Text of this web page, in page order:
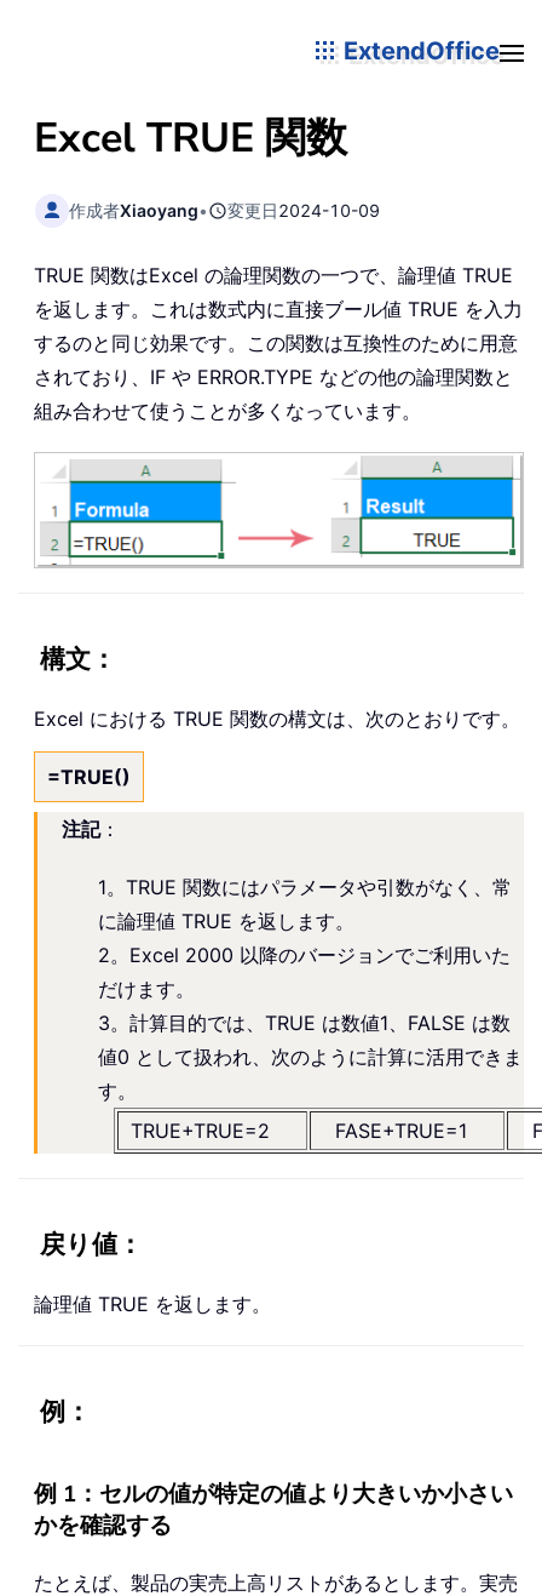
ExtendOffice
ExcelTRUE 関数
作成者Xiaoyang• 変更日2024-10-09
TRUE 関数はExcel の論理関数の一つで、論理値 TRUE
を返します。これは数式内に直接ブール値 TRUE を入力
するのと同じ効果です。この関数は互換性のために用意
されており、IF や ERROR.TYPE などの他の論理関数と
組み合わせて使うことが多くなっています。
構文：
Excel における TRUE 関数の構文は、次のとおりです。
=TRUE()
注記：
1。TRUE 関数にはパラメータや引数がなく、常
に論理値 TRUE を返します。
2。Excel 2000 以降のバージョンでご利用いた
だけます。
3。計算目的では、TRUE は数値1、FALSE は数
値0 として扱われ、次のように計算に活用できま
す。
TRUE+TRUE=2
FASE+TRUE=1
戻り値：
論理値 TRUE を返します。
例：
例 1：セルの値が特定の値より大きいか小さい
かを確認する
たとえば、製品の実売上高リストがあるとします。実売